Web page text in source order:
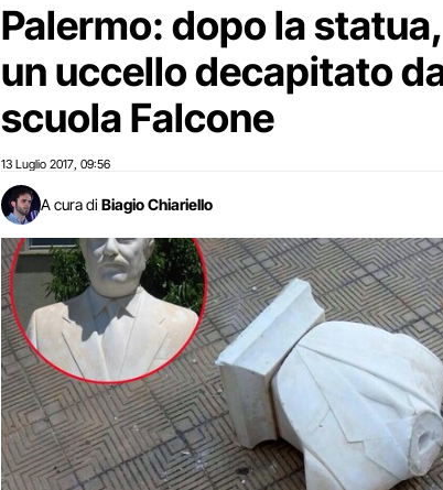
LOTTO E SUPERENALOTTO
Palermo: dopo la
un uccello decapitato
scuola Falcone
13 Luglio 2017 09:56
A cura di Biagio Chiariello